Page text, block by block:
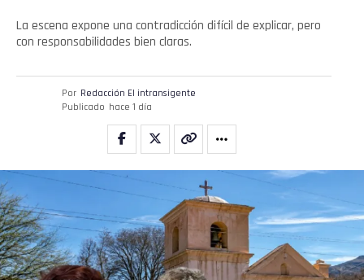
La escena expone una contradicción difícil de explicar, pero
con responsabilidades bien claras.
Por Redacción El intransigente
Publicado hace 1 día